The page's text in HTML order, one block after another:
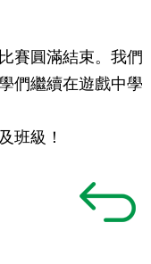
賽圓滿結束。我們
們繼續在遊戲中學
班級！